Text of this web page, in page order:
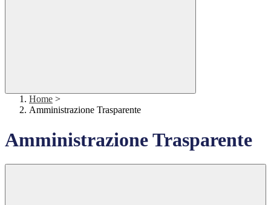
Home >
Amministrazione Trasparente
Amministrazione Trasparente